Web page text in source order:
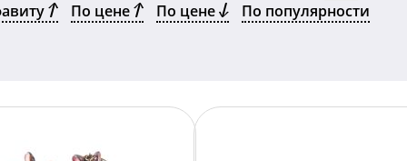
По цене По цене
По популярности